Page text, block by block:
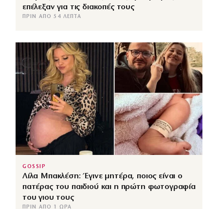
επέλεξαν για τις διακοπές τους
ΠΡΙΝ ΑΠΌ 54 ΛΕΠΤΆ
GOSSIP
Λίλα Μπακλέση: Έγινε μητέρα, ποιος είναι ο
πατέρας του παιδιού και η πρώτη φωτογραφία
του γιου τους
ΠΡΙΝ ΑΠΌ 1 ΏΡΑ